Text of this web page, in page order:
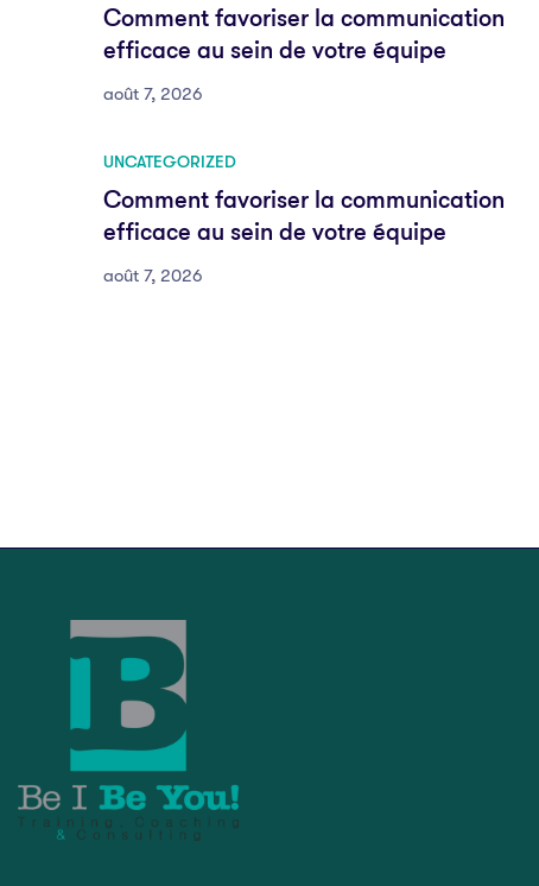
Comment favoriser la communication
efficace au sein de votre équipe
août 7, 2026
UNCATEGORIZED
Comment favoriser la communication
efficace au sein de votre équipe
août 7, 2026